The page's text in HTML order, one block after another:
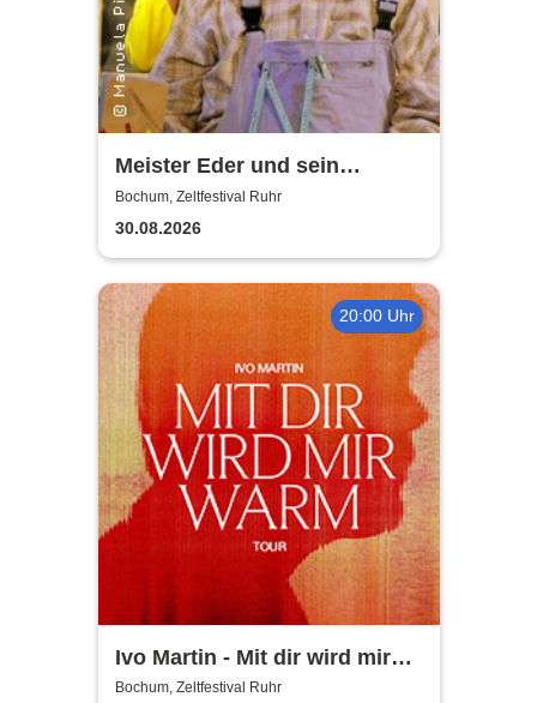
Meister Eder und sein
Pumuckl
Bochum, Zeltfestival Ruhr
30.08.2026
20:00 Uhr
Ivo Martin - Mit dir wird mir
warm Tour 2026
Bochum, Zeltfestival Ruhr